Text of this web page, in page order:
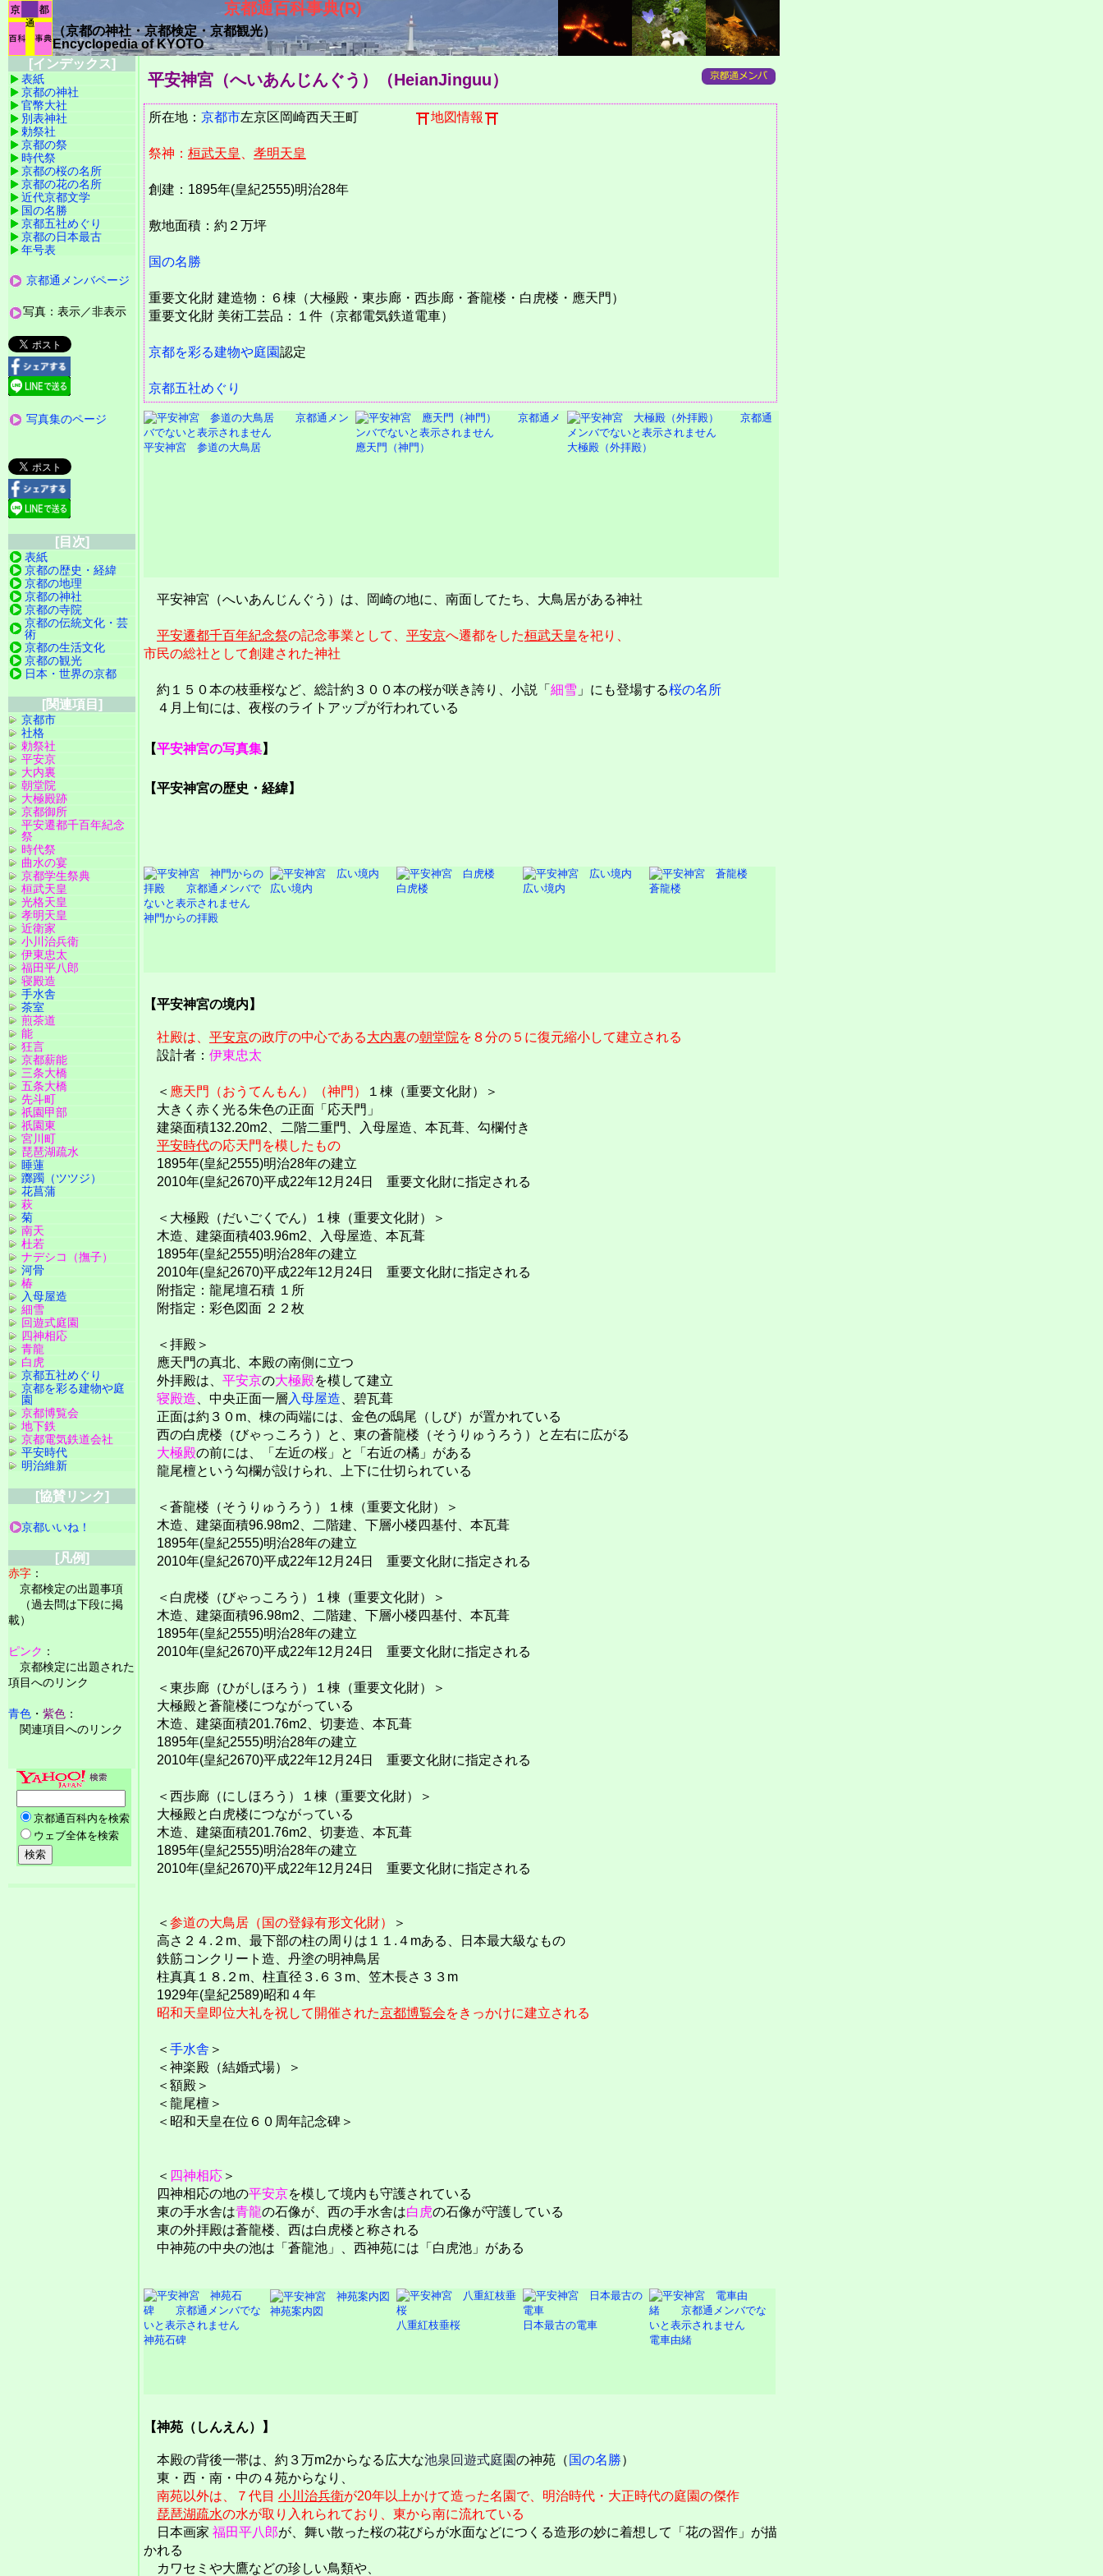
京都通百科事典(R)
（京都の神社・京都検定・京都観光）
Encyclopedia of KYOTO
平安神宮（へいあんじんぐう） （HeianJinguu）
所在地： 京都市左京区岡崎西天王町 地図情報
祭神： 桓武天皇 孝明天皇
創建：1895年(皇紀2555)明治28年
敷地面積：約２万坪
国の名勝
重要文化財 建造物：６棟（大極殿・東歩廊・西歩廊・蒼龍楼・白虎楼・應天門）
重要文化財 美術工芸品：１件（京都電気鉄道電車）
京都を彩る建物や庭園認定
京都五社めぐり
平安神宮 参道の大鳥居 應天門（神門） 大極殿（外拝殿）
平安神宮（へいあんじんぐう）は、岡崎の地に、南面してたち、大鳥居がある神社
平安遷都千百年紀念祭の記念事業として、 平安京へ遷都をした桓武天皇 を祀り、
市民の総社として創建された神社
約１５０本の枝垂桜など、総計約３００本の桜が咲き誇り、小説「 細雪 」にも登場する桜の名所
４月上旬には、夜桜のライトアップが行われている
【平安神宮の写真集】
【平安神宮の歴史・経緯】
神門からの拝殿
広い境内 白虎楼 広い境内 蒼龍楼
【平安神宮の境内】
社殿は、 平安京の政庁の中心である大内裏の朝堂院を８分の５に復元縮小して建立される
設計者： 伊東忠太
＜ 應天門（おうてんもん）（神門）
１棟（重要文化財）＞
大きく赤く光る朱色の正面「応天門」
建築面積132.20m2、二階二重門、入母屋造、本瓦葺、勾欄付き
平安時代の応天門を模したもの
1895年(皇紀2555)明治28年の建立
2010年(皇紀2670)平成22年12月24日 重要文化財に指定される
＜大極殿（だいごくでん）１棟（重要文化財）＞
木造、建築面積403.96m2、入母屋造、本瓦葺
1895年(皇紀2555)明治28年の建立
2010年(皇紀2670)平成22年12月24日 重要文化財に指定される
附指定：龍尾壇石積 １所
附指定：彩色図面 ２２枚
＜拝殿＞
應天門の真北、本殿の南側に立つ
外拝殿は、 平安京の大極殿を模して建立
寝殿造 、中央正面一層 入母屋造 、碧瓦葺
正面は約３０m、棟の両端には、金色の鴟尾（しび）が置かれている
西の白虎楼（びゃっころう）と、東の蒼龍楼（そうりゅうろう）と左右に広がる
大極殿の前には、「左近の桜」と「右近の橘」がある
龍尾檀という勾欄が設けられ、上下に仕切られている
＜蒼龍楼（そうりゅうろう）１棟（重要文化財）＞
木造、建築面積96.98m2、二階建、下層小楼四基付、本瓦葺
1895年(皇紀2555)明治28年の建立
2010年(皇紀2670)平成22年12月24日 重要文化財に指定される
＜白虎楼（びゃっころう）１棟（重要文化財）＞
木造、建築面積96.98m2、二階建、下層小楼四基付、本瓦葺
1895年(皇紀2555)明治28年の建立
2010年(皇紀2670)平成22年12月24日 重要文化財に指定される
＜東歩廊（ひがしほろう）１棟（重要文化財）＞
大極殿と蒼龍楼につながっている
木造、建築面積201.76m2、切妻造、本瓦葺
1895年(皇紀2555)明治28年の建立
2010年(皇紀2670)平成22年12月24日 重要文化財に指定される
＜西歩廊（にしほろう）１棟（重要文化財）＞
大極殿と白虎楼につながっている
木造、建築面積201.76m2、切妻造、本瓦葺
1895年(皇紀2555)明治28年の建立
2010年(皇紀2670)平成22年12月24日 重要文化財に指定される
＜ 参道の大鳥居（国の登録有形文化財）
＞
高さ２４.２m、最下部の柱の周りは１１.４mある、日本最大級なもの
鉄筋コンクリート造、丹塗の明神鳥居
柱真真１８.２m、柱直径３.６３m、笠木長さ３３m
1929年(皇紀2589)昭和４年
昭和天皇即位大礼を祝して開催された京都博覧会をきっかけに建立される
＜ 手水舎 ＞
＜神楽殿（結婚式場）＞
＜額殿＞
＜龍尾檀＞
＜昭和天皇在位６０周年記念碑＞
＜ 四神相応 ＞
四神相応の地の平安京を模して境内も守護されている
東の手水舎は青龍の石像が、西の手水舎は白虎の石像が守護している
東の外拝殿は蒼龍楼、西は白虎楼と称される
中神苑の中央の池は「蒼龍池」、西神苑には「白虎池」がある
神苑石碑
神苑案内図
八重紅枝垂桜
日本最古の電車
電車由緒
【神苑（しんえん）】
本殿の背後一帯は、約３万m2からなる広大な池泉回遊式庭園の神苑（ 国の名勝）
東・西・南・中の４苑からなり、
南苑以外は、７代目 小川治兵衛が20年以上かけて造った名園で、明治時代・大正時代の庭園の傑作
琵琶湖疏水の水が取り入れられており、東から南に流れている
日本画家 福田平八郎が、舞い散った桜の花びらが水面などにつくる造形の妙に着想して「花の習作」が描
かれる
カワセミや大鷹などの珍しい鳥類や、
[インデックス]
表紙
京都の神社
官幣大社
別表神社
勅祭社
京都の祭
時代祭
京都の桜の名所
京都の花の名所
近代京都文学
国の名勝
京都五社めぐり
京都の日本最古
年号表
京都通メンバページ
写真：表示／非表示
写真集のページ
[目次]
表紙
京都の歴史・経緯
京都の地理
京都の神社
京都の寺院
京都の伝統文化・芸
術
京都の生活文化
京都の観光
日本・世界の京都
[関連項目]
京都市
社格
勅祭社
平安京
大内裏
朝堂院
大極殿跡
京都御所
平安遷都千百年紀念
祭
時代祭
曲水の宴
京都学生祭典
桓武天皇
光格天皇
孝明天皇
近衛家
小川治兵衛
伊東忠太
福田平八郎
寝殿造
手水舎
茶室
煎茶道
能
狂言
京都薪能
三条大橋
五条大橋
先斗町
祇園甲部
祇園東
宮川町
琵琶湖疏水
睡蓮
躑躅（ツツジ）
花菖蒲
萩
菊
南天
杜若
ナデシコ（撫子）
河骨
椿
入母屋造
細雪
回遊式庭園
四神相応
青龍
白虎
京都五社めぐり
京都を彩る建物や庭
園
京都博覧会
地下鉄
京都電気鉄道会社
平安時代
明治維新
[協賛リンク]
京都いいね！
[凡例]
赤字 ：
京都検定の出題事項
（過去問は下段に掲
載）
ピンク ：
京都検定に出題された
項目へのリンク
青色 ・ 紫色 ：
関連項目へのリンク